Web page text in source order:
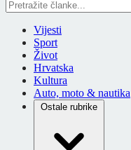
Vijesti
Sport
Život
Hrvatska
Kultura
Auto, moto & nautika
Ostale rubrike